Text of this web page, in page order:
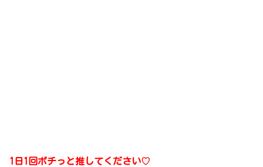
1日1回ポチっと推してください♡